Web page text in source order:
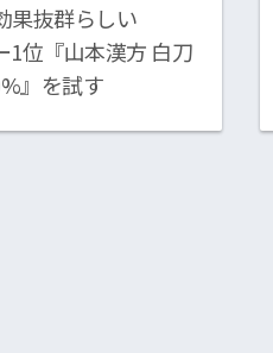
果抜群らしい
1位『山本漢方 白刀
』を試す